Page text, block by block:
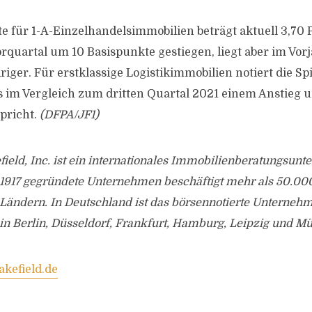
für 1-A-Einzelhandelsimmobilien beträgt aktuell 3,70
um 10 Basispunkte gestiegen, liegt aber im
Für erstklassige Logistikimmobilien notiert die
im Vergleich zum dritten Quartal 2021 einem Anstieg
(DFPA/JF1)
Inc. ist ein internationales
gegründete Unternehmen beschäftigt mehr als
In Deutschland ist das börsennotierte
Berlin, Düsseldorf, Frankfurt, Hamburg, Leipzig und